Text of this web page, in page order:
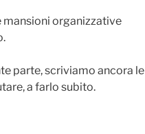
mansioni organizzative
parte, scriviamo ancora le
a farlo subito.